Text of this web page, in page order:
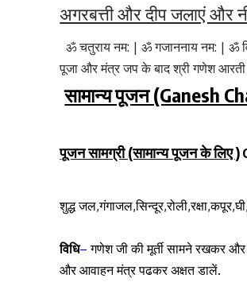
अगरबत्ती और दीप जलाएं और
ॐ चतुराय नम: | ॐ गजाननाय नम: | ॐ
पूजा और मंत्र जप के बाद श्री गणेश
सामान्य पूजन (Ganesh
पूजन सामग्री (सामान्य पूजन के लिए )
शुद्ध
विधि–गणेश जी की मूर्ती सामने रखकर और
और आवाहन मंत्र पढकर अक्षत डालें.